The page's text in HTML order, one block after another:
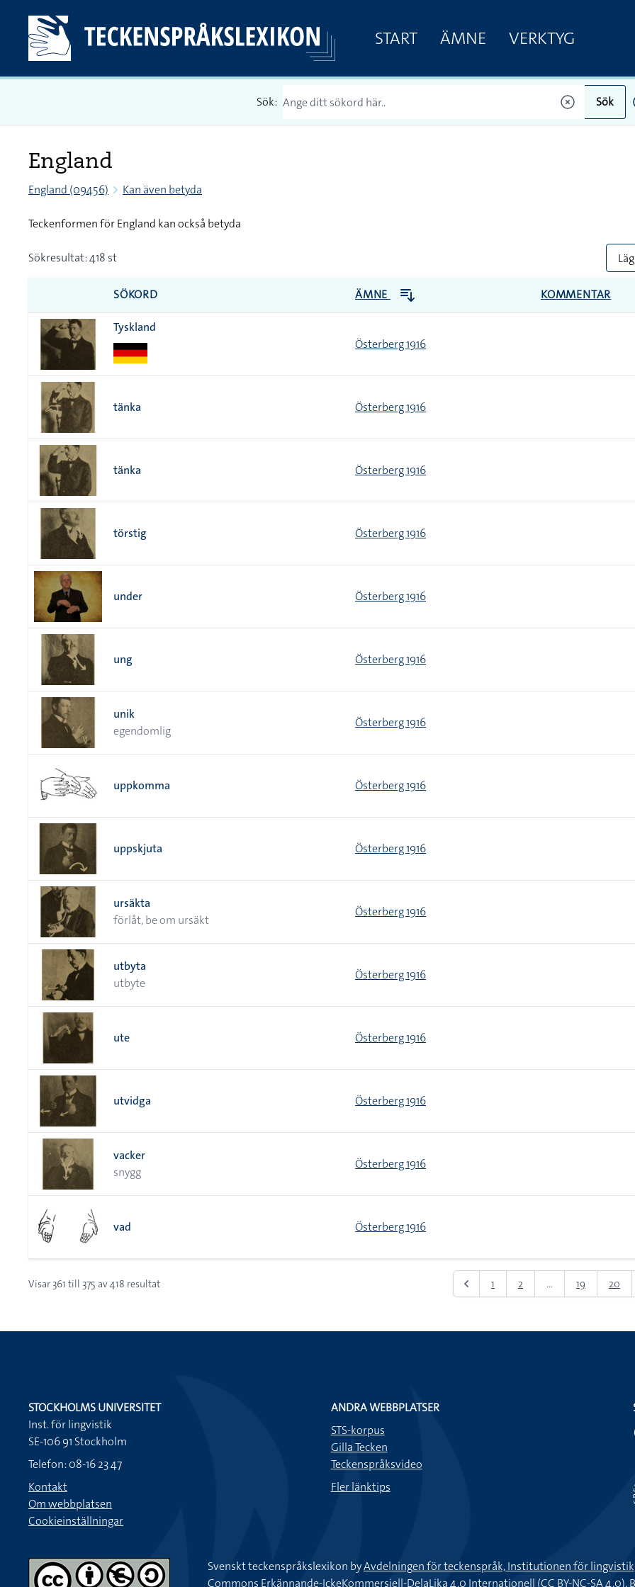
START ÄMNE VERKTYG
Sök: Sök
England
England (09456) Kan även betyda
Teckenformen för England kan också betyda
Sökresultat: 418 st
SÖKORD ÄMNE KOMMENTAR
Tyskland
Österberg 1916
tänka Österberg 1916
tänka Österberg 1916
törstig Österberg 1916
under Österberg 1916
ung Österberg 1916
unik
egendomlig
Österberg 1916
uppkomma Österberg 1916
uppskjuta Österberg 1916
ursäkta
förlåt, be om ursäkt
Österberg 1916
utbyta
utbyte
Österberg 1916
ute Österberg 1916
utvidga Österberg 1916
vacker
snygg
Österberg 1916
vad Österberg 1916
Visar 361 till 375 av418 resultat 1 2 ... 19 20
STOCKHOLMS UNIVERSITET
Inst. för lingvistik
SE-106 91 Stockholm
Telefon: 08-16 23 47
Kontakt
Om webbplatsen
Cookieinställningar
ANDRA WEBBPLATSER
STS-korpus
Gilla Tecken
Teckenspråksvideo
Fler länktips
Svenskt teckenspråkslexikon byAvdelningen för teckenspråk, Institutionen för
Commons Erkännande-IckeKommersiell-DelaLika 4.0 Internationell (CC BY-NC-SA 4.0).